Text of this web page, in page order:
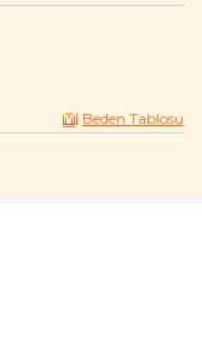
Beden Tablosu